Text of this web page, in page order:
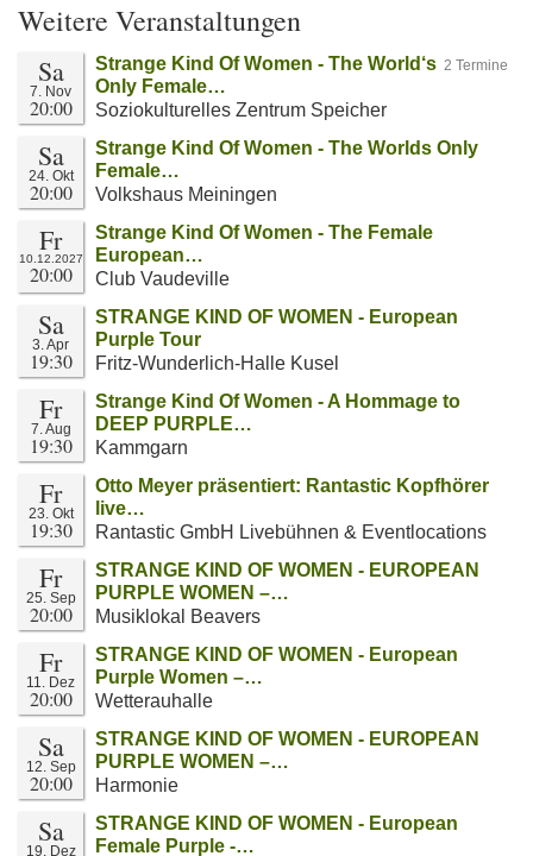
Weitere Veranstaltungen
Sa
7. Nov
20:00
2 Termine
Strange Kind Of Women - The World‘s
Only Female…
Soziokulturelles Zentrum Speicher
Sa
24. Okt
20:00
Strange Kind Of Women - The Worlds Only
Female…
Volkshaus Meiningen
Fr
10.12.2027
20:00
Strange Kind Of Women - The Female
European…
Club Vaudeville
Sa
3. Apr
19:30
STRANGE KIND OF WOMEN - European
Purple Tour
Fritz-Wunderlich-Halle Kusel
Fr
7. Aug
19:30
Strange Kind Of Women - A Hommage to
DEEP PURPLE…
Kammgarn
Fr
23. Okt
19:30
Otto Meyer präsentiert: Rantastic Kopfhörer
live…
Rantastic GmbH Livebühnen & Eventlocations
Fr
25. Sep
20:00
STRANGE KIND OF WOMEN - EUROPEAN
PURPLE WOMEN –…
Musiklokal Beavers
Fr
11. Dez
20:00
STRANGE KIND OF WOMEN - European
Purple Women –…
Wetterauhalle
Sa
12. Sep
20:00
STRANGE KIND OF WOMEN - EUROPEAN
PURPLE WOMEN –…
Harmonie
Sa
19. Dez
STRANGE KIND OF WOMEN - European
Female Purple -…